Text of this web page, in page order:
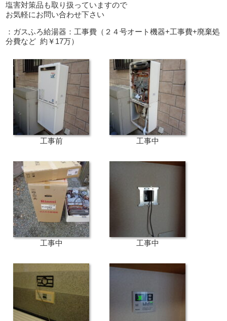
塩害対策品も取り扱っていますので
お気軽にお問い合わせ下さい
：ガスふろ給湯器：工事費（２４号オート機器+工事費+廃棄処
分費など 約￥17万）
工事前 工事中
工事中 工事中